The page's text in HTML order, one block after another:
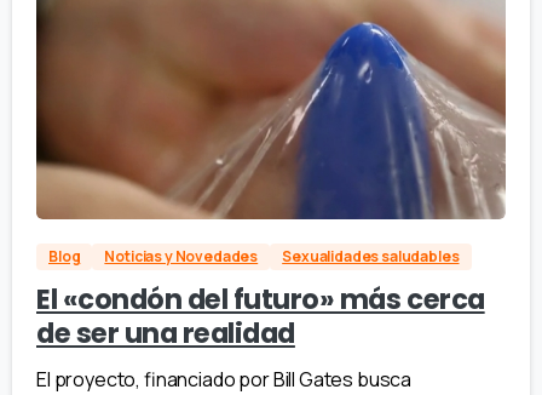
Blog Noticias y Novedades Sexualidades saludables
El «condón del futuro» más cerca
de ser una realidad
El proyecto, financiado por Bill Gates busca